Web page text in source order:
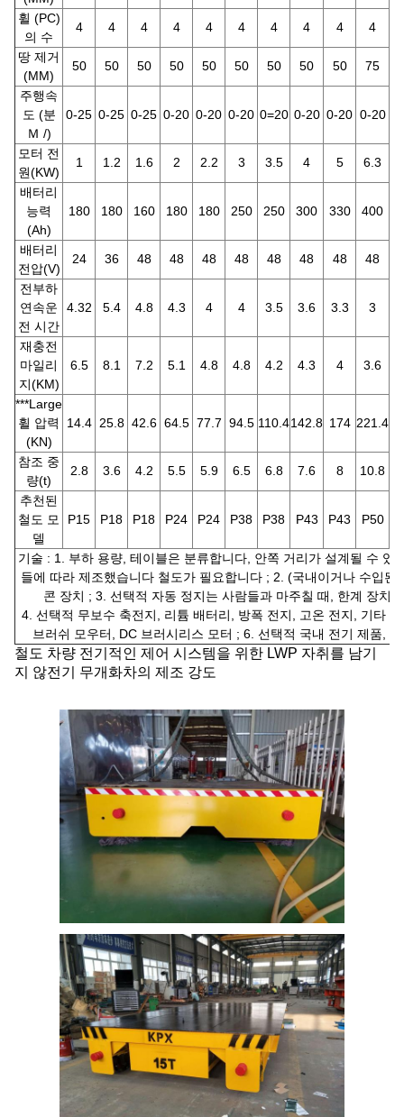
휠 (PC)
의 수
4 4 4 4 4 4 4 4 4 4
땅 제거
(MM)
50 50 50 50 50 50 50 50 50 75
주행속
도 (분
Ｍ /)
0-25 0-25 0-25 0-20 0-20 0-20 0=20 0-20 0-20 0-20
모터 전
원(KW)
1 1.2 1.6 2 2.2 3 3.5 4 5 6.3
배터리
능력
(Ah)
180 180 160 180 180 250 250 300 330 400
배터리
전압(V)
24 36 48 48 48 48 48 48 48 48
전부하
연속운
전 시간
4.32 5.4 4.8 4.3 4 4 3.5 3.6 3.3 3
재충전
마일리
지(KM)
6.5 8.1 7.2 5.1 4.8 4.8 4.2 4.3 4 3.6
***Large
휠 압력
(KN)
14.4 25.8 42.6 64.5 77.7 94.5 110.4142.8 174 221.4
참조 중
량(t)
2.8 3.6 4.2 5.5 5.9 6.5 6.8 7.6 8 10.8
추천된
철도 모
델
P15 P18 P18 P24 P24 P38 P38 P43 P43 P50
기술 : 1. 부하 용량, 테이블은 분류합니다, 안쪽 거리가 설계될 수 있
들에 따라 제조했습니다 철도가 필요합니다 ; 2. (국내이거나 수입된
콘 장치 ; 3. 선택적 자동 정지는 사람들과 마주칠 때, 한계 장치
4. 선택적 무보수 축전지, 리튬 배터리, 방폭 전지, 고온 전지, 기타
브러쉬 모우터, DC 브러시리스 모터 ; 6. 선택적 국내 전기 제품,
철도 차량 전기적인 제어 시스템을 위한 LWP 자취를 남기
지 않전기 무개화차의 제조 강도